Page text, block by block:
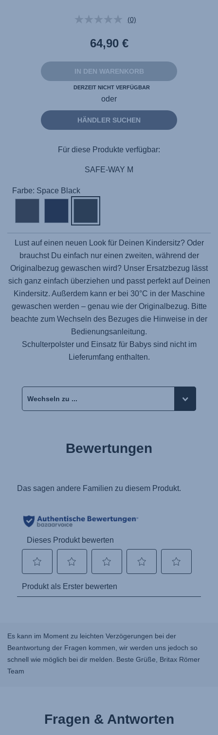
Kein
Link
auf
Seite.
(0)
64,90 €
IN DEN WARENKORB
DERZEIT NICHT VERFÜGBAR
oder
HÄNDLER SUCHEN
Für diese Produkte verfügbar:
SAFE-WAY M
Farbe: Space Black
Lust auf einen neuen Look für Deinen Kindersitz? Oder
brauchst Du einfach nur einen zweiten, während der
Originalbezug gewaschen wird? Unser Ersatzbezug lässt
sich ganz einfach überziehen und passt perfekt auf Deinen
Kindersitz. Außerdem kann er bei 30°C in der Maschine
gewaschen werden – genau wie der Originalbezug. Bitte
beachte zum Wechseln des Bezuges die Hinweise in der
Bedienungsanleitung.
Schulterpolster und Einsatz für Babys sind nicht im
Lieferumfang enthalten.
Bewertungen
Es kann im Moment zu leichten Verzögerungen bei der
Beantwortung der Fragen kommen, wir werden uns jedoch so
schnell wie möglich bei dir melden. Beste Grüße, Britax Römer
Team
Fragen & Antworten